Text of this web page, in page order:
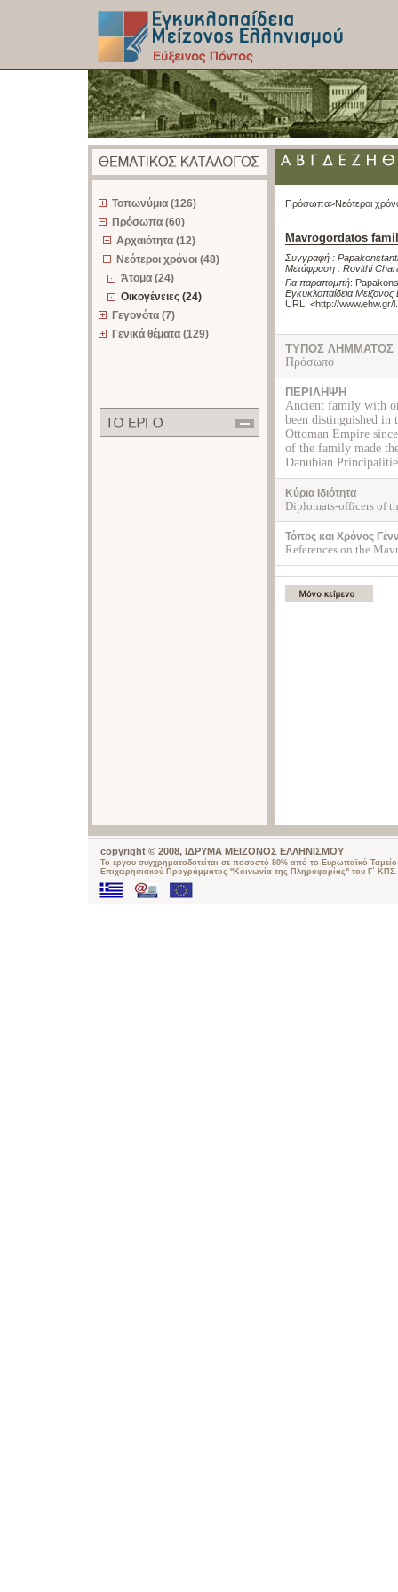
Τοπωνύμια (126)
Πρόσωπα (60)
Αρχαιότητα (12)
Νεότεροι χρόνοι (48)
Άτομα (24)
Οικογένειες (24)
Γεγονότα (7)
Γενικά θέματα (129)
Πρόσωπα>Νεότεροι
Mavrogordatos
Συγγραφή :
Μετάφραση : Rovithi
Για παραπομπή:
Εγκυκλοπαίδεια
URL: <http://www.ehw.gr/
ΤΥΠΟΣ ΛΗΜΜΑΤΟΣ
Πρόσωπο
ΠΕΡΙΛΗΨΗ
Ancient family with
been distinguished
Ottoman Empire
of the family made
Danubian
Κύρια Ιδιότητα
Diplomats-officers of
Τόπος και Χρόνος
References on the
copyright © 2008, ΙΔΡΥΜΑ ΜΕΙΖΟΝΟΣ ΕΛΛΗΝΙΣΜΟΥ
Το έργου συγχρηματοδοτείται σε ποσοστό 80% από το Ευρωπαϊκό
Επιχειρησιακού Προγράμματος "Κοινωνία της Πληροφορίας" του Γ΄ ΚΠΣ.